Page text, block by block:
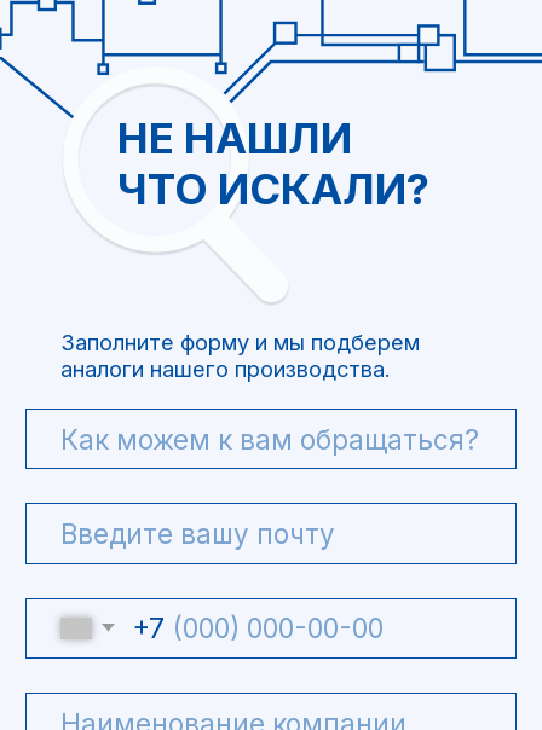
Я ознакомился и согласен с
политикой обработки персональных
данных
Отправить
шоссе 73, офис 427
ООО "Интелис" -
Политика обработки персональных данных
Pinghe.ru © 2020-2026
info@intel-is.ru